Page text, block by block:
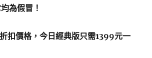
為假冒！
扣價格，今日經典版只需1399元一